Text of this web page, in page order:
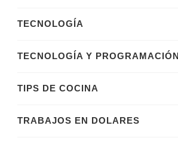
TECNOLOGÍA
TECNOLOGÍA Y PROGRAMACIÓN
TIPS DE COCINA
TRABAJOS EN DOLARES